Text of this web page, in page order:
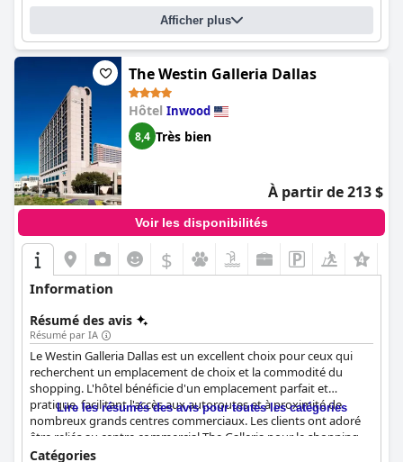
Afficher plus
The Westin Galleria Dallas
Hôtel Inwood
8,4 Très bien
À partir de 213 $
Voir les disponibilités
$
Information
Résumé des avis
Résumé par IA
Le Westin Galleria Dallas est un excellent choix pour ceux qui
recherchent un emplacement de choix et la commodité du
shopping. L'hôtel bénéficie d'un emplacement parfait et
pratique, facilitant l'accès aux autoroutes et à proximité de
nombreux grands centres commerciaux. Les clients ont adoré
être reliés au centre commercial The Galleria pour le shopping,
les repas et même le patinage sur glace. Le personnel serviable
Lire les résumés des avis pour toutes les catégories
Catégories